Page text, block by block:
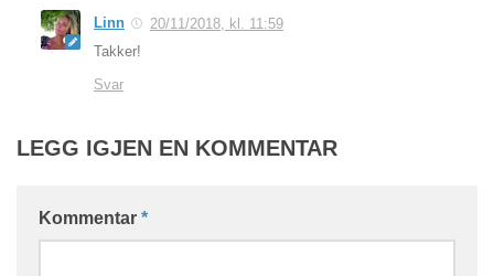
Linn
20/11/2018, kl. 11:59
Takker!
Svar
LEGG IGJEN EN KOMMENTAR
Kommentar *